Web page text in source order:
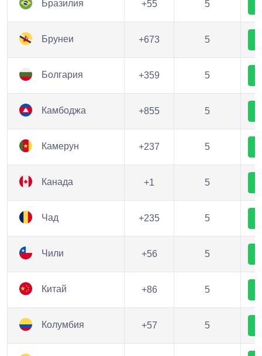
Бразилия +55 5
Брунеи +673 5
Болгария +359 5
Камбоджа +855 5
Камерун +237 5
Канада +1 5
Чад +235 5
Чили +56 5
Китай +86 5
Колумбия +57 5